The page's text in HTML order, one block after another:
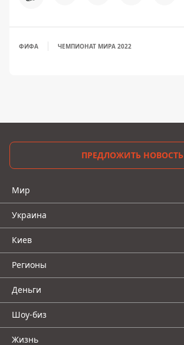
ФИФА ЧЕМПИОНАТ МИРА 2022
ПРЕДЛОЖИТЬ НОВОСТЬ
Мир
Украина
Киев
Регионы
Деньги
Шоу-биз
Жизнь